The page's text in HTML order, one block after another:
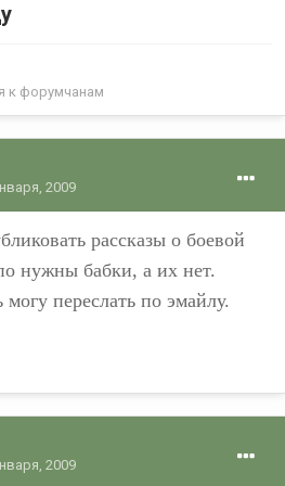
к форумчанам
2009
рассказы о боевой
нужны бабки, а их нет.
переслать по эмайлу.
2009